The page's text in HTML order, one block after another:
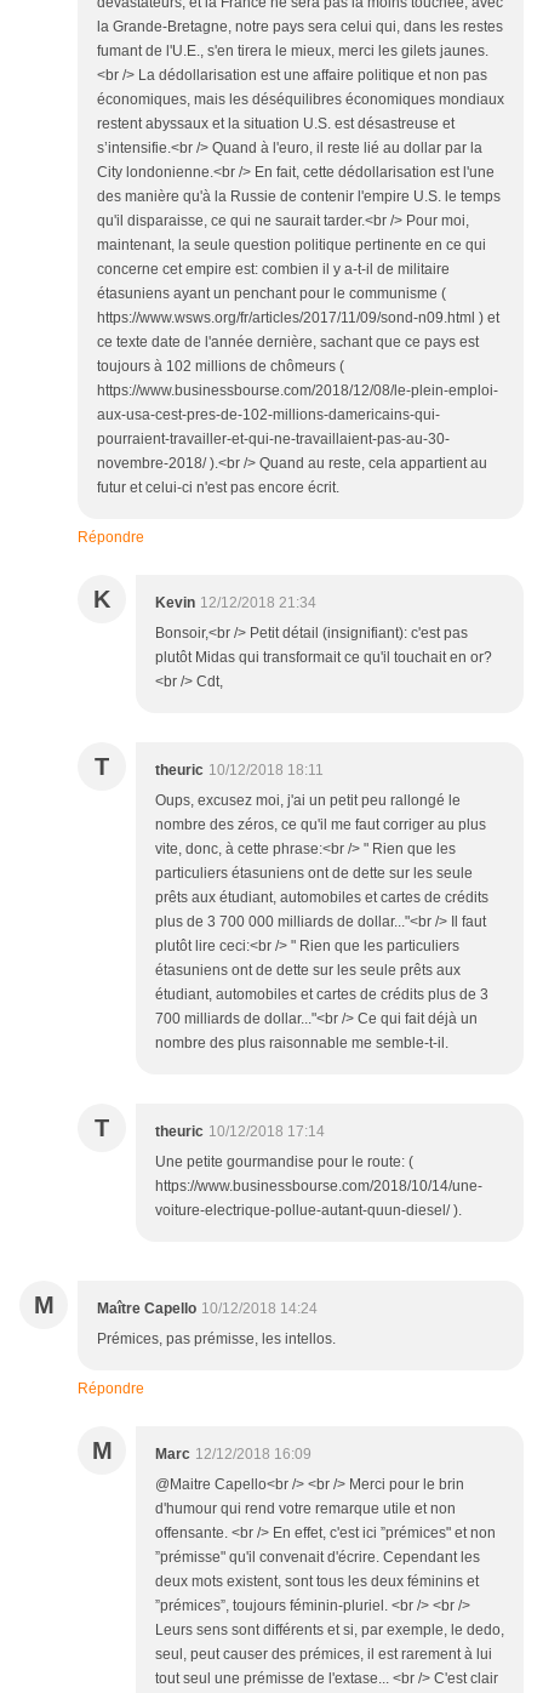
la Grande-Bretagne, notre pays sera celui qui, dans les restes
fumant de l'U.E., s'en tirera le mieux, merci les gilets jaunes.
<br /> La dédollarisation est une affaire politique et non pas
économiques, mais les déséquilibres économiques mondiaux
restent abyssaux et la situation U.S. est désastreuse et
s’intensifie.<br /> Quand à l'euro, il reste lié au dollar par la
City londonienne.<br /> En fait, cette dédollarisation est l'une
des manière qu'à la Russie de contenir l'empire U.S. le temps
qu'il disparaisse, ce qui ne saurait tarder.<br /> Pour moi,
maintenant, la seule question politique pertinente en ce qui
concerne cet empire est: combien il y a-t-il de militaire
étasuniens ayant un penchant pour le communisme (
https://www.wsws.org/fr/articles/2017/11/09/sond-n09.html ) et
ce texte date de l'année dernière, sachant que ce pays est
toujours à 102 millions de chômeurs (
https://www.businessbourse.com/2018/12/08/le-plein-emploi-
aux-usa-cest-pres-de-102-millions-damericains-qui-
pourraient-travailler-et-qui-ne-travaillaient-pas-au-30-
novembre-2018/ ).<br /> Quand au reste, cela appartient au
futur et celui-ci n'est pas encore écrit.
Répondre
K Kevin 12/12/2018 21:34
Bonsoir,<br /> Petit détail (insignifiant): c'est pas
plutôt Midas qui transformait ce qu'il touchait en or?
<br /> Cdt,
T theuric 10/12/2018 18:11
Oups, excusez moi, j'ai un petit peu rallongé le
nombre des zéros, ce qu'il me faut corriger au plus
vite, donc, à cette phrase:<br /> " Rien que les
particuliers étasuniens ont de dette sur les seule
prêts aux étudiant, automobiles et cartes de crédits
plus de 3 700 000 milliards de dollar..."<br /> Il faut
plutôt lire ceci:<br /> " Rien que les particuliers
étasuniens ont de dette sur les seule prêts aux
étudiant, automobiles et cartes de crédits plus de 3
700 milliards de dollar..."<br /> Ce qui fait déjà un
nombre des plus raisonnable me semble-t-il.
T theuric 10/12/2018 17:14
Une petite gourmandise pour le route: (
https://www.businessbourse.com/2018/10/14/une-
voiture-electrique-pollue-autant-quun-diesel/ ).
M Maître Capello 10/12/2018 14:24
Prémices, pas prémisse, les intellos.
Répondre
M Marc 12/12/2018 16:09
@Maitre Capello<br /> <br /> Merci pour le brin
d'humour qui rend votre remarque utile et non
offensante. <br /> En effet, c'est ici ”prémices" et non
”prémisse" qu'il convenait d'écrire. Cependant les
deux mots existent, sont tous les deux féminins et
”prémices”, toujours féminin-pluriel. <br /> <br />
Leurs sens sont différents et si, par exemple, le dedo,
seul, peut causer des prémices, il est rarement à lui
tout seul une prémisse de l'extase... <br /> C'est clair